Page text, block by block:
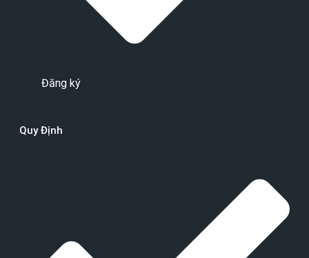
Đăng ký
Quy Định